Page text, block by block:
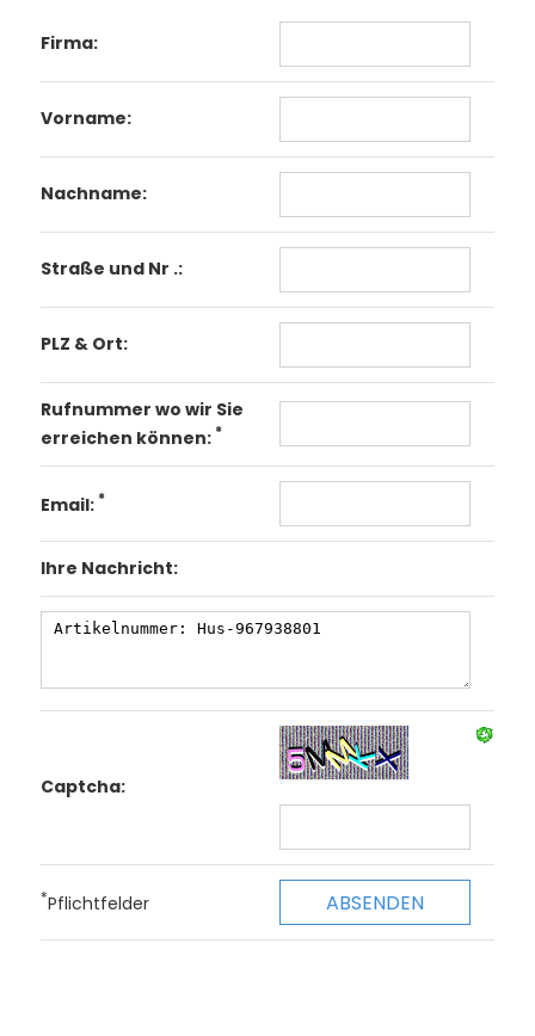
Firma:
Vorname:
Nachname:
Straße und Nr .:
PLZ & Ort:
Rufnummer wo wir Sie
erreichen können: *
Email: *
Ihre Nachricht:
Captcha:
*Pflichtfelder